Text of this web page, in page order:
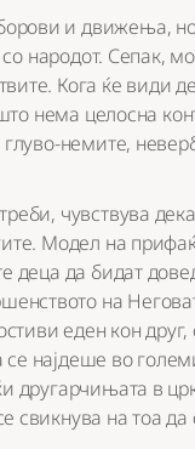
и движења,
со народот. Сепак,
Кога ќе види
нема целосна
немите,
чувствува
Модел на
деца да бидат
на
еден кон друг,
се најдеше во
другарчињата в
свикнува на тоа